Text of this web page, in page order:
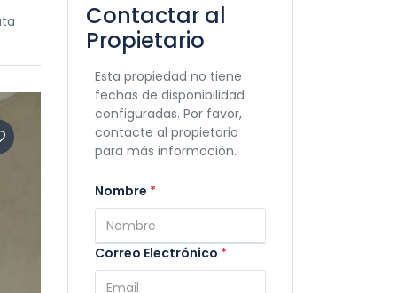
Contactar al
Propietario
Esta propiedad no tiene
fechas de disponibilidad
configuradas. Por favor,
contacte al propietario
para más información.
Nombre *
Correo Electrónico *